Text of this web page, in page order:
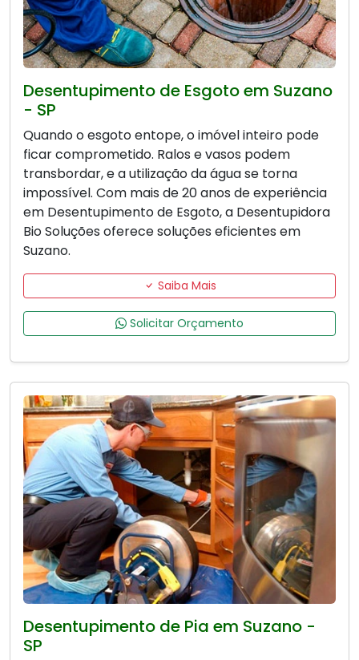
Desentupimento de Esgoto em Suzano
- SP
Quando o esgoto entope, o imóvel inteiro pode
ficar comprometido. Ralos e vasos podem
transbordar, e a utilização da água se torna
impossível. Com mais de 20 anos de experiência
em Desentupimento de Esgoto, a Desentupidora
Bio Soluções oferece soluções eficientes em
Suzano.
Saiba Mais
Solicitar Orçamento
Desentupimento de Pia em Suzano -
SP